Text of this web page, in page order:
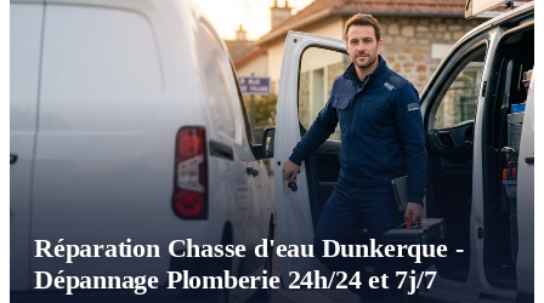
Réparation Chasse d'eau Dunkerque -
Dépannage Plomberie 24h/24 et 7j/7